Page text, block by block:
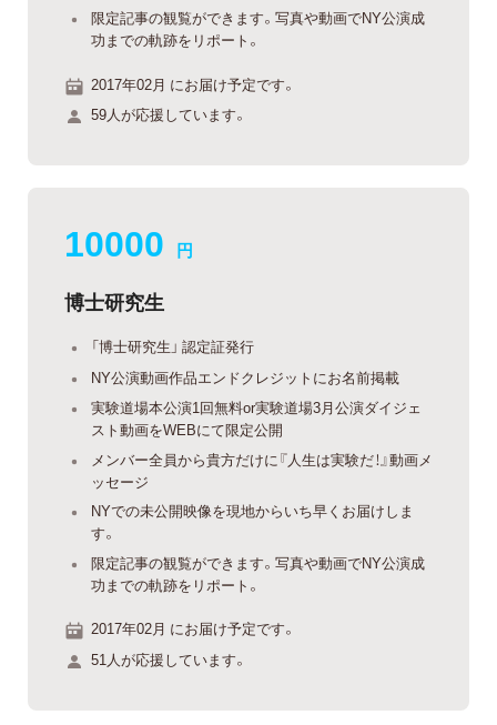
限定記事の観覧ができます。写真や動画でNY公演成
功までの軌跡をリポート。
2017年02月 にお届け予定です。
59人が応援しています。
10000 円
博士研究生
「博士研究生」 認定証発行
NY公演動画作品エンドクレジットにお名前掲載
実験道場本公演1回無料or実験道場3月公演ダイジェ
スト動画をWEBにて限定公開
メンバー全員から貴方だけに『人生は実験だ！』動画メ
ッセージ
NYでの未公開映像を現地からいち早くお届けしま
す。
限定記事の観覧ができます。写真や動画でNY公演成
功までの軌跡をリポート。
2017年02月 にお届け予定です。
51人が応援しています。